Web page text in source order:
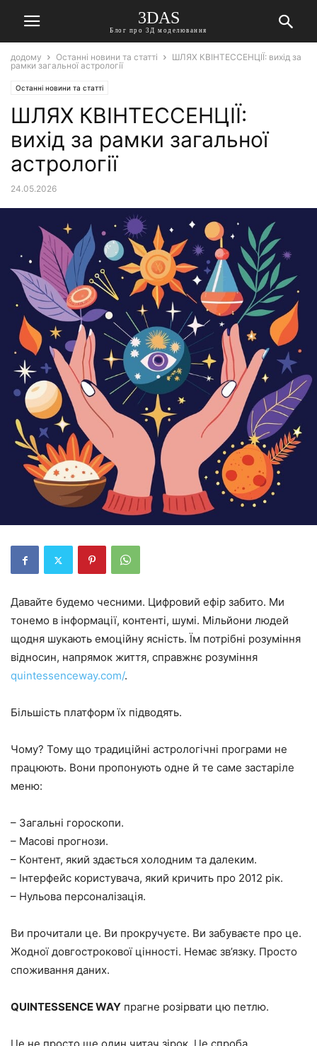
3DAS
Блог про 3Д моделювання
додому Останні новини та статті
ШЛЯХ КВІНТЕССЕНЦІЇ: вихід за
рамки загальної астрології
Останні новини та статті
ШЛЯХ КВІНТЕССЕНЦІЇ:
вихід за рамки загальної
астрології
24.05.2026
Давайте будемо чесними. Цифровий ефір забито. Ми
тонемо в інформації, контенті, шумі. Мільйони людей
щодня шукають емоційну ясність. Їм потрібні розуміння
відносин, напрямок життя, справжнє розуміння
quintessenceway.com/.
Більшість платформ їх підводять.
Чому? Тому що традиційні астрологічні програми не
працюють. Вони пропонують одне й те саме застаріле
меню:
– Загальні гороскопи.
– Масові прогнози.
– Контент, який здається холодним та далеким.
– Інтерфейс користувача, який кричить про 2012 рік.
– Нульова персоналізація.
Ви прочитали це. Ви прокручуєте. Ви забуваєте про це.
Жодної довгострокової цінності. Немає зв’язку. Просто
споживання даних.
QUINTESSENCE WAY прагне розірвати цю петлю.